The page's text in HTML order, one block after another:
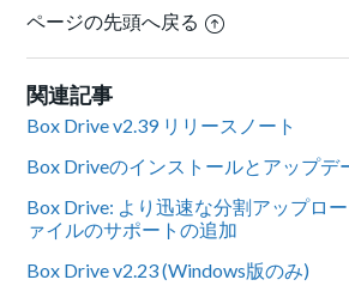
ページの先頭へ戻る
関連記事
Box Drive v2.39 リリースノート
Box Driveのインストールとアップデ
Box Drive: より迅速な分割アップロ
ァイルのサポートの追加
Box Drive v2.23 (Windows版のみ)